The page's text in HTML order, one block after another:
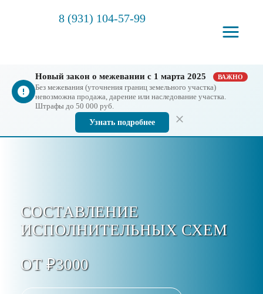
8 (931) 104-57-99
Новый закон о межевании с 1 марта 2025 ВАЖНО
Без межевания (уточнения границ земельного участка)
невозможна продажа, дарение или наследование участка.
Штрафы до 50 000 руб.
Узнать подробнее
СОСТАВЛЕНИЕ
ИСПОЛНИТЕЛЬНЫХ СХЕМ
ОТ ₽3000